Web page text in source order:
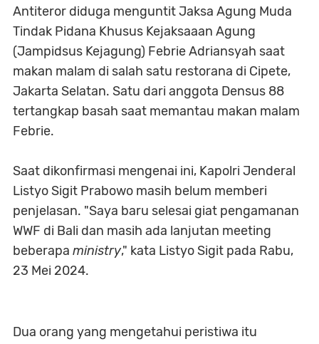
Antiteror diduga menguntit Jaksa Agung Muda
Tindak Pidana Khusus Kejaksaaan Agung
(Jampidsus Kejagung) Febrie Adriansyah saat
makan malam di salah satu restorana di Cipete,
Jakarta Selatan. Satu dari anggota Densus 88
tertangkap basah saat memantau makan malam
Febrie.
Saat dikonfirmasi mengenai ini, Kapolri Jenderal
Listyo Sigit Prabowo masih belum memberi
penjelasan. "Saya baru selesai giat pengamanan
WWF di Bali dan masih ada lanjutan meeting
beberapa ministry," kata Listyo Sigit pada Rabu,
23 Mei 2024.
Dua orang yang mengetahui peristiwa itu